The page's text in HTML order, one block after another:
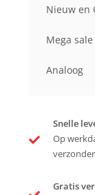
Nieuw en
Mega sale
Analoog
Snelle
Op
Gratis